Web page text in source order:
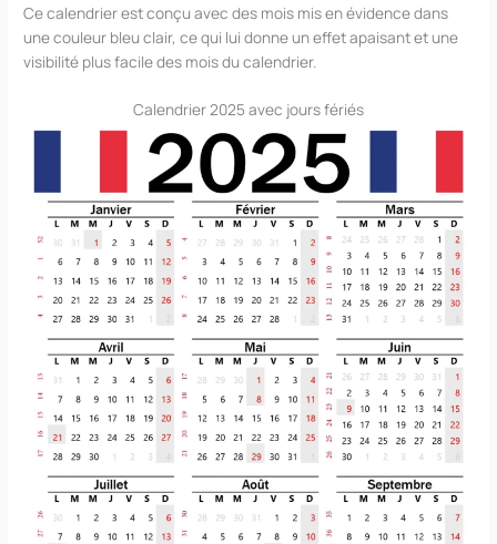
Ce calendrier est conçu avec des mois mis en évidence dans
une couleur bleu clair, ce qui lui donne un effet apaisant et une
visibilité plus facile des mois du calendrier.
Calendrier 2025 avec jours fériés